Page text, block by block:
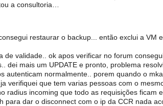
a consultoria…
restaurar o backup... então exclui a VM
validade.. ok apos verificar no forum
dei mais um UPDATE e pronto, problema
autenticam normalmente.. porem quando o
verifiquei que tem varias pessoas com o
radius incoming que todo as requisições ficam
dar o disconnect com o ip da CCR nada